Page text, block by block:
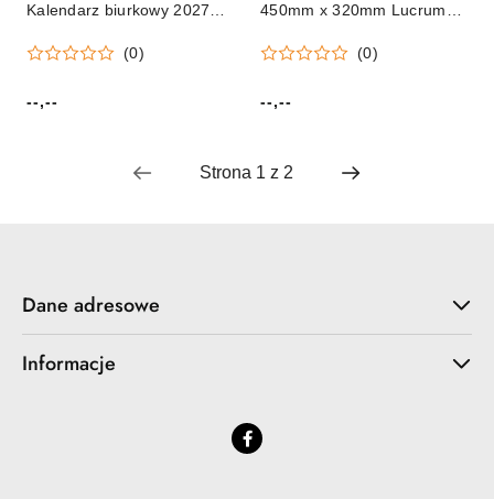
Kalendarz biurkowy 2027
Wydawnictwo Wokół Nas
(0)
Cena:
--,--
450mm x 320mm Lucrum
(0)
Cena:
--,--
Dane adresowe
Informacje